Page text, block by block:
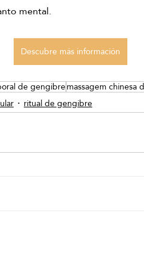
mental.
Descubre más información
de gengibremassagem chinesa
ritual de gengibre